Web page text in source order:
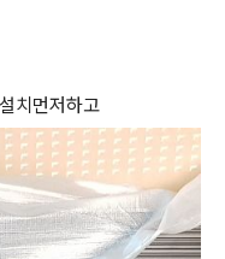
치먼저하고